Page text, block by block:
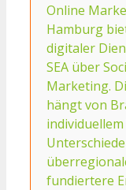
Online
Hamburg
digitaler
SEA über
Marketing.
hängt von
fundiertere